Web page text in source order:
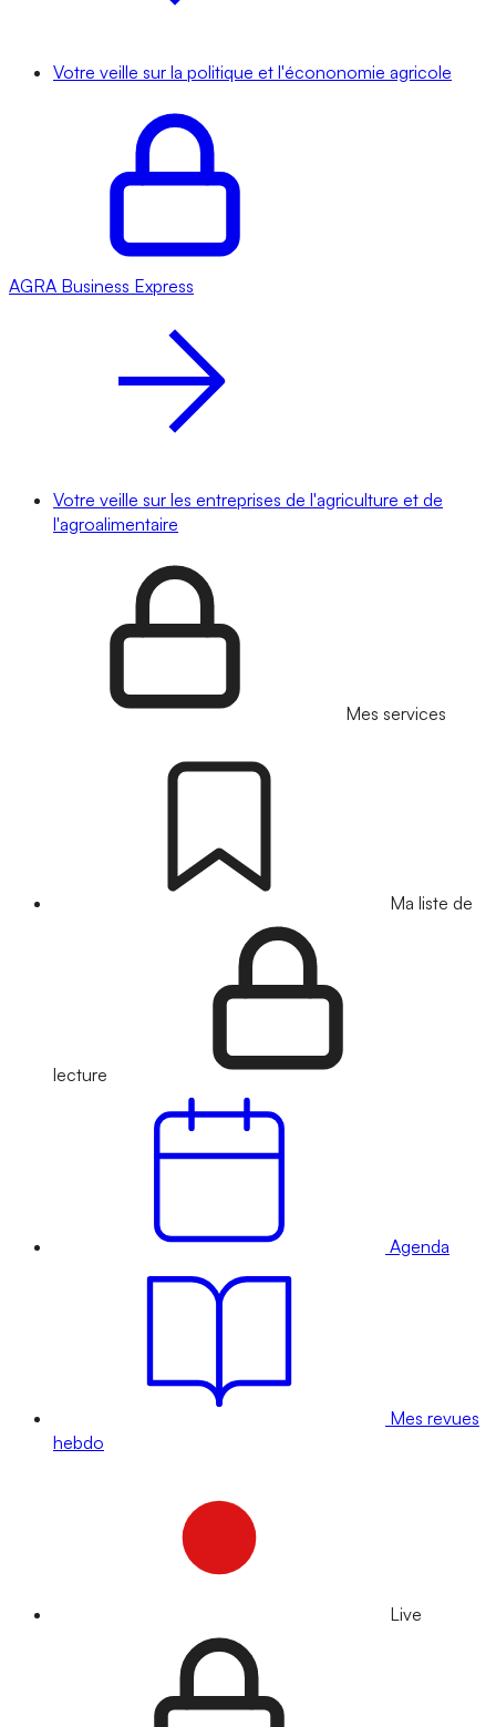
Votre veille sur la politique et l'écononomie agricole
AGRA Business Express
Votre veille sur les entreprises de l'agriculture et de
l'agroalimentaire
Mes services
Ma liste de
lecture
Agenda
Mes revues
hebdo
Live